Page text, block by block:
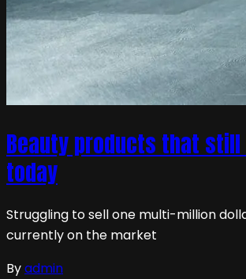
Beauty products that still
today
Struggling to sell one multi-million
currently on the market
Byadmin